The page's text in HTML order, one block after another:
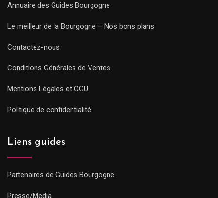
Annuaire des Guides Bourgogne
Le meilleur de la Bourgogne – Nos bons plans
Contactez-nous
Conditions Générales de Ventes
Mentions Légales et CGU
Politique de confidentialité
Liens guides
Partenaires de Guides Bourgogne
Presse/Media